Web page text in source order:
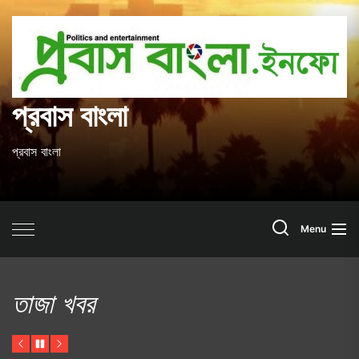
content
প্রবাস বাংলা
প্রবাস বাংলা
SearchMenu
তাজা খবর
Previous
PauseNext